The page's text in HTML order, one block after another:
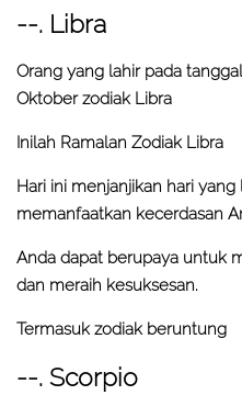
--. Libra
Orang yang lahir pada
Oktober zodiak Libra
Inilah Ramalan Zodiak Libra
Hari ini menjanjikan hari
memanfaatkan kecerdasan
Anda dapat berupaya untuk
dan meraih kesuksesan.
Termasuk zodiak beruntung
--. Scorpio